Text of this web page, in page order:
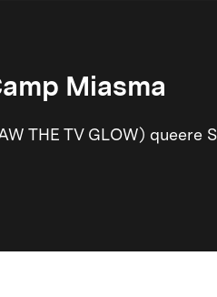
Miasma
THE TV GLOW) queere